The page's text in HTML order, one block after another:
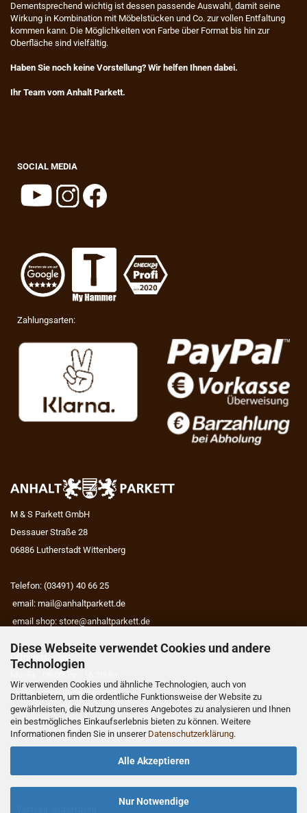
Diese Webseite verwendet Cookies und andere
Technologien
Wir verwenden Cookies und ähnliche Technologien, auch von
Drittanbietern, um die ordentliche Funktionsweise der Website zu
gewährleisten, die Nutzung unseres Angebotes zu analysieren und Ihnen
ein bestmögliches Einkaufserlebnis bieten zu können. Weitere
Informationen finden Sie in unserer Datenschutzerklärung.
Alle Akzeptieren
Nur Notwendige
Dementsprechend wichtig ist dessen passende Auswahl, damit seine
Wirkung in Kombination mit Möbelstücken und Co. zur vollen Entfaltung
kommen kann. Die Möglichkeiten von Farbe über Format bis hin zur
Oberfläche sind vielfältig.
Haben Sie noch keine Vorstellung? Wir helfen Ihnen dabei.
Ihr Team vom Anhalt Parkett.
SOCIAL MEDIA
Zahlungsarten:
M & S Parkett GmbH
Dessauer Straße 28
06886 Lutherstadt Wittenberg
Telefon: (03491) 40 66 25
email: mail@anhaltparkett.de
email shop: store@anhaltparkett.de
Öffnungszeiten
Sa. : nach Vereinbarung